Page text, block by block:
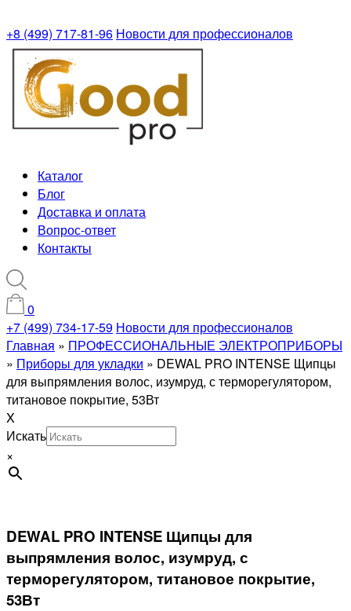
+8 (499) 717-81-96 Новости для профессионалов
Каталог
Блог
Доставка и оплата
Вопрос-ответ
Контакты
0
+7 (499) 734-17-59 Новости для профессионалов
Главная » ПРОФЕССИОНАЛЬНЫЕ ЭЛЕКТРОПРИБОРЫ
» Приборы для укладки » DEWAL PRO INTENSE Щипцы
для выпрямления волос, изумруд, с терморегулятором,
титановое покрытие, 53Вт
X
Искать
×
DEWAL PRO INTENSE Щипцы для
выпрямления волос, изумруд, с
терморегулятором, титановое покрытие,
53Вт